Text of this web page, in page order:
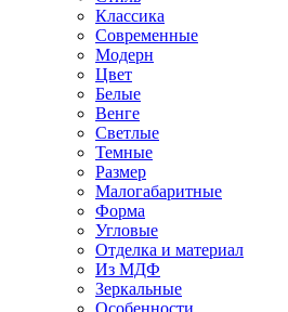
Классика
Современные
Модерн
Цвет
Белые
Венге
Светлые
Темные
Размер
Малогабаритные
Форма
Угловые
Отделка и материал
Из МДФ
Зеркальные
Особенности